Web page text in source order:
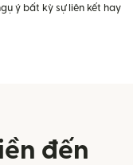
ý bất kỳ sự liên kết hay
đến